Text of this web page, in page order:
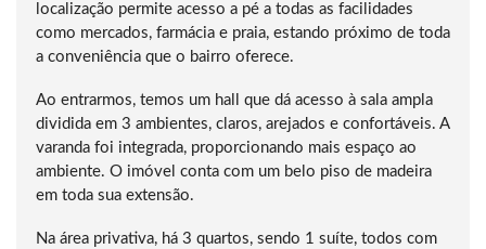
localização permite acesso a pé a todas as facilidades
como mercados, farmácia e praia, estando próximo de toda
a conveniência que o bairro oferece.
Ao entrarmos, temos um hall que dá acesso à sala ampla
dividida em 3 ambientes, claros, arejados e confortáveis. A
varanda foi integrada, proporcionando mais espaço ao
ambiente. O imóvel conta com um belo piso de madeira
em toda sua extensão.
Na área privativa, há 3 quartos, sendo 1 suíte, todos com